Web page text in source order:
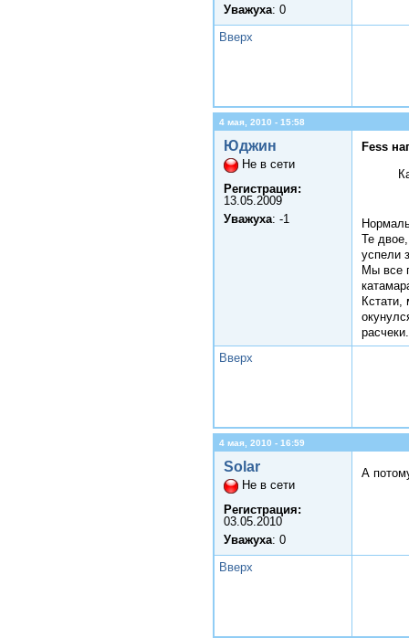
Уважуха: 0
Вверх
4 мая, 2010 - 15:58
Юджин
Не в сети
Регистрация:
13.05.2009
Уважуха: -1
Fess
Те
успели
Мы все
Кстати,
расчеки.
Вверх
4 мая, 2010 - 16:59
Solar
Не в сети
Регистрация:
03.05.2010
Уважуха: 0
А
Вверх